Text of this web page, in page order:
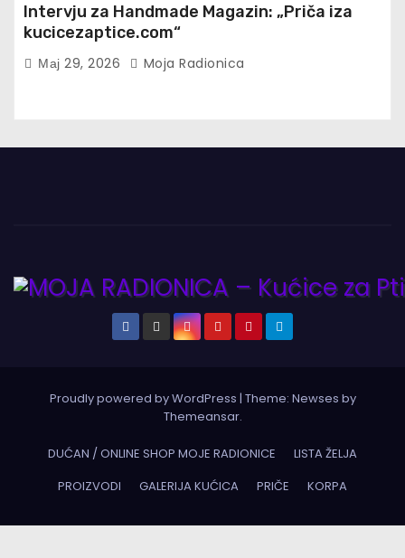
Intervju za Handmade Magazin: „Priča iza
kucicezaptice.com“
Мај 29, 2026 Moja Radionica
Proudly powered by WordPress | Theme: Newses by
Themeansar.
DUĆAN / ONLINE SHOP MOJE RADIONICE
LISTA ŽELJA
PROIZVODI
GALERIJA KUĆICA PRIČE KORPA